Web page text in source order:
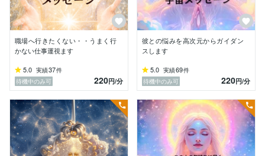
受けた後は✨
・モヤモヤの正体がハッキリする
・どう動けばいいか迷わなくなる
・気持ちが落ち着き、自分軸が戻る
耳障りのいいことだけは言いません。
必要なことを、そのまま伝えます。
今すぐ答えが欲しい方、お電話くださいね。
必要なメッセージは、もう用意されています。
職場へ行きたくない・・うまく行
かない仕事運視ます
5.0 実績37件
待機中のみ可
220円/分
彼との悩みを高次元からガイダン
スします
5.0 実績69件
待機中のみ可
220円/分